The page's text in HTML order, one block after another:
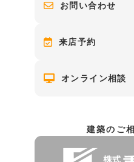
お問い合わせ
来店予約
オンライン相談
建築のご